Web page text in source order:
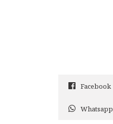
Facebook
Whatsapp